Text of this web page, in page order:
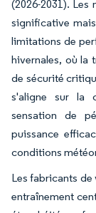
(2026-2031). Les
significative
limitations de
hivernales, où la
de sécurité
s'aligne sur la
sensation de
puissance
conditions
Les fabricants
entraînement